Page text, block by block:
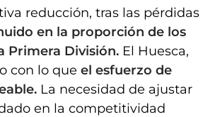
reducción, tras las pérdidas
en la proporción de los
Primera División. El Huesca,
con lo que el esfuerzo de
La necesidad de ajustar
en la competitividad